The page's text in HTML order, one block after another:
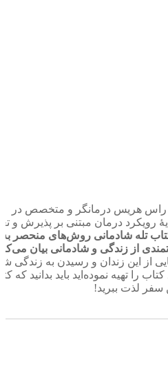
هریس درمانگر و متخصص در
درمان مبتنی بر پذیرش و تعهد
شادمانی روش‌های منحصر به
از زندگی و شادمانی بیان می‌کند و
این زندان و رسیدن به زندگی شاد
را تهیه نموده‌اید باید بدانید که کتاب
لذت ببرید!